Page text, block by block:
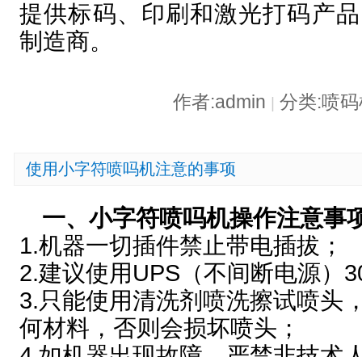
提供标码、印刷和激光打码产
制造商。
作者:admin | 分类:喷
使用小字符喷吗机注意的事项
一、小字符喷吗机操作注意事
1.机器一切插件禁止带电插拔；
2.建议使用UPS（不间断电源）
3.只能使用清洗剂喷洗擦试喷头
何材料，否则会损坏喷头；